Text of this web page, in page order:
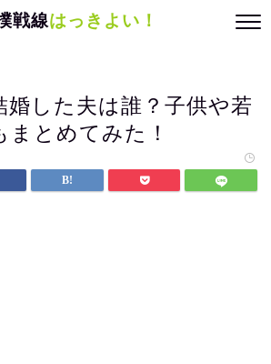
戦線はっきよい！
婚した夫は誰？子供や若
まとめてみた！